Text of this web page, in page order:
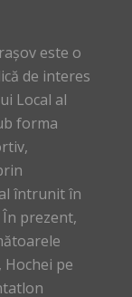
este o
de interes
Local al
forma
întrunit în
prezent,
pe